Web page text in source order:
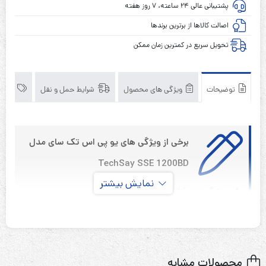
سای
مدل
TechSay
SSE
پشتیبانی عالی ۲۴ ساعته، ۷ روز هفته
اصالت کالاها از برترین برندها
تحویل سریع در کمترین زمان ممکن
توضیحات ویژگی های محصول شرایط حمل و نقل
برخی از ویژگی های یو پی اس تک سای مدل
TechSay SSE 1200BD
محافظت کامل در مقابل اضافه ولتاژ
نمایش بیشتر
محصولات مشابه